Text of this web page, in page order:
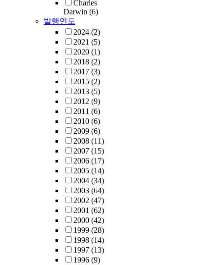
Charles
Darwin (6)
발행연도
2024 (2)
2021 (5)
2020 (1)
2018 (2)
2017 (3)
2015 (2)
2013 (5)
2012 (9)
2011 (6)
2010 (6)
2009 (6)
2008 (11)
2007 (15)
2006 (17)
2005 (14)
2004 (34)
2003 (64)
2002 (47)
2001 (62)
2000 (42)
1999 (28)
1998 (14)
1997 (13)
1996 (9)